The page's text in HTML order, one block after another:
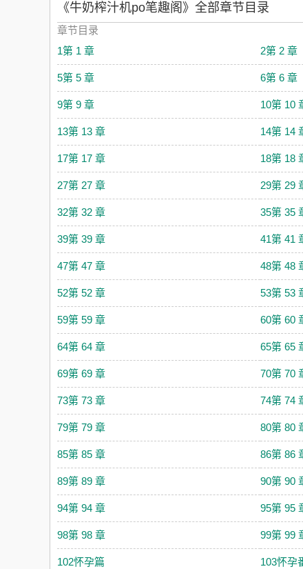
《牛奶榨汁机po笔趣阁》全部章节目录
章节目录
1第 1 章
2第 2 章
5第 5 章 6第 6 章
9第 9 章 10第 10
13第 13 章 14第 14
17第 17 章 18第 18
27第 27 章 29第 29
32第 32 章 35第 35
39第 39 章 41第 41
47第 47 章 48第 48
52第 52 章 53第 53
59第 59 章 60第 60
64第 64 章 65第 65
69第 69 章 70第 70
73第 73 章 74第 74
79第 79 章 80第 80
85第 85 章 86第 86
89第 89 章 90第 90
94第 94 章 95第 95
98第 98 章 99第 99
102怀孕篇 103怀孕